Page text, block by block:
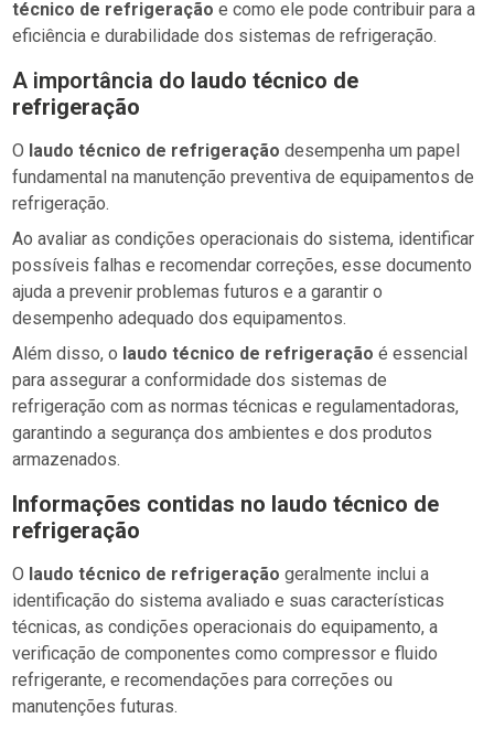
técnico de refrigeração e como ele pode contribuir para a
eficiência e durabilidade dos sistemas de refrigeração.
A importância do laudo técnico de
refrigeração
O laudo técnico de refrigeração desempenha um papel
fundamental na manutenção preventiva de equipamentos de
refrigeração.
Ao avaliar as condições operacionais do sistema, identificar
possíveis falhas e recomendar correções, esse documento
ajuda a prevenir problemas futuros e a garantir o
desempenho adequado dos equipamentos.
Além disso, o laudo técnico de refrigeração é essencial
para assegurar a conformidade dos sistemas de
refrigeração com as normas técnicas e regulamentadoras,
garantindo a segurança dos ambientes e dos produtos
armazenados.
Informações contidas no laudo técnico de
refrigeração
O laudo técnico de refrigeração geralmente inclui a
identificação do sistema avaliado e suas características
técnicas, as condições operacionais do equipamento, a
verificação de componentes como compressor e fluido
refrigerante, e recomendações para correções ou
manutenções futuras.